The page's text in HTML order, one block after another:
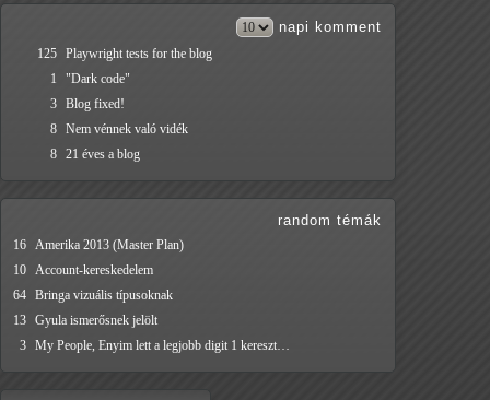
napi komment
125 Playwright tests for the blog
1
"Dark code"
3 Blog fixed!
8 Nem vénnek való vidék
8 21 éves a blog
random témák
16 Amerika 2013 (Master Plan)
10 Account-kereskedelem
64 Bringa vizuális típusoknak
13 Gyula ismerősnek jelölt
3 My People, Enyim lett a legjobb digit 1 kereszt…